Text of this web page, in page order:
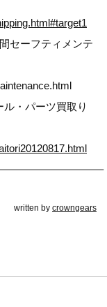
セーフティメンテ
・パーツ買取り
written by crowngears